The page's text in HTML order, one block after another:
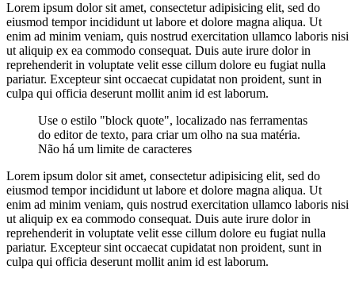
Lorem ipsum dolor sit amet, consectetur adipisicing elit, sed do
eiusmod tempor incididunt ut labore et dolore magna aliqua. Ut
enim ad minim veniam, quis nostrud exercitation ullamco laboris nisi
ut aliquip ex ea commodo consequat. Duis aute irure dolor in
reprehenderit in voluptate velit esse cillum dolore eu fugiat nulla
pariatur. Excepteur sint occaecat cupidatat non proident, sunt in
culpa qui officia deserunt mollit anim id est laborum.
Use o estilo "block quote", localizado nas ferramentas
do editor de texto, para criar um olho na sua matéria.
Não há um limite de caracteres
Lorem ipsum dolor sit amet, consectetur adipisicing elit, sed do
eiusmod tempor incididunt ut labore et dolore magna aliqua. Ut
enim ad minim veniam, quis nostrud exercitation ullamco laboris nisi
ut aliquip ex ea commodo consequat. Duis aute irure dolor in
reprehenderit in voluptate velit esse cillum dolore eu fugiat nulla
pariatur. Excepteur sint occaecat cupidatat non proident, sunt in
culpa qui officia deserunt mollit anim id est laborum.